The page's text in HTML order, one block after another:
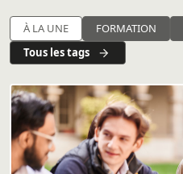
À LA UNE FORMATION
Tous les tags